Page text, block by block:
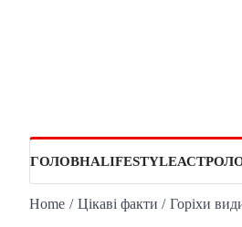
ГОЛОВНАLIFESTYLE
Home Цікаві факти Горіхи